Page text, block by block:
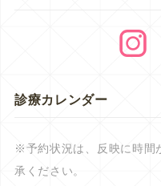
診療カレンダー
※予約状況は、反映に時間
承ください。